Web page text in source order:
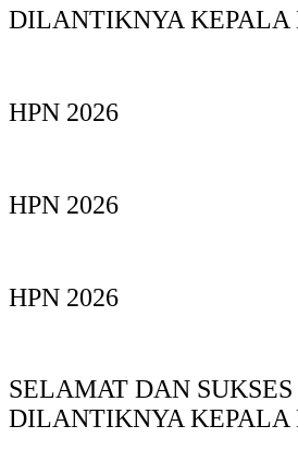
DILANTIKNYA KEPALA
HPN 2026
HPN 2026
HPN 2026
SELAMAT DAN SUKSES
DILANTIKNYA KEPALA